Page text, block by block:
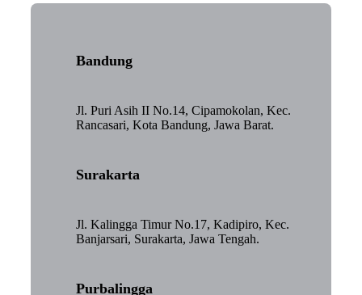
Bandung
Jl. Puri Asih II No.14, Cipamokolan, Kec.
Rancasari, Kota Bandung, Jawa Barat.
Surakarta
Jl. Kalingga Timur No.17, Kadipiro, Kec.
Banjarsari, Surakarta, Jawa Tengah.
Purbalingga